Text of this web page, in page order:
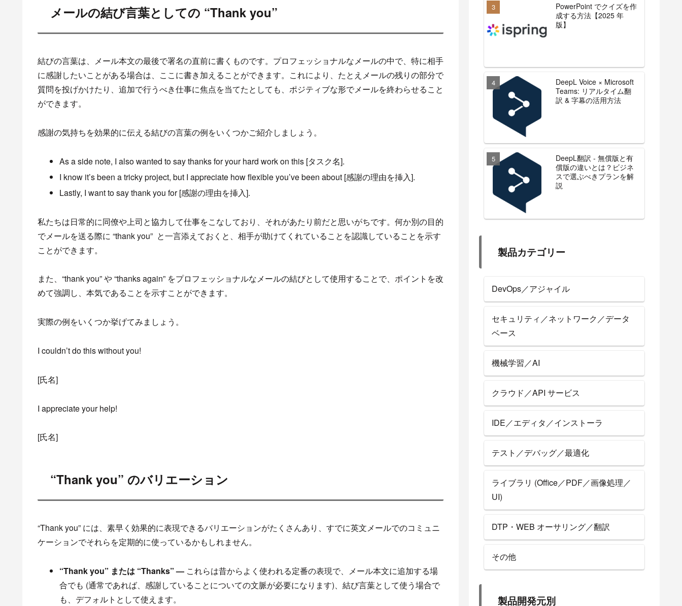
メールの結び言葉としての “Thank you”
結びの言葉は、メール本文の最後で署名の直前に書くものです。プロフェッショナルなメールの中で、特に相手
に感謝したいことがある場合は、ここに書き加えることができます。これにより、たとえメールの残りの部分で
質問を投げかけたり、追加で行うべき仕事に焦点を当てたとしても、ポジティブな形でメールを終わらせること
ができます。
感謝の気持ちを効果的に伝える結びの言葉の例をいくつかご紹介しましょう。
As a side note, I also wanted to say thanks for your hard work on this [タスク名].
I know it’s been a tricky project, but I appreciate how flexible you’ve been about [感謝の理由を挿入].
Lastly, I want to say thank you for [感謝の理由を挿入].
私たちは日常的に同僚や上司と協力して仕事をこなしており、それがあたり前だと思いがちです。何か別の目的
でメールを送る際に “thank you” と一言添えておくと、相手が助けてくれていることを認識していることを示す
ことができます。
また、“thank you” や “thanks again” をプロフェッショナルなメールの結びとして使用することで、ポイントを改
めて強調し、本気であることを示すことができます。
実際の例をいくつか挙げてみましょう。
I couldn’t do this without you!
[氏名]
I appreciate your help!
[氏名]
“Thank you” のバリエーション
“Thank you” には、素早く効果的に表現できるバリエーションがたくさんあり、すでに英文メールでのコミュニ
ケーションでそれらを定期的に使っているかもしれません。
“Thank you” または “Thanks” — これらは昔からよく使われる定番の表現で、メール本文に追加する場
合でも (通常であれば、感謝していることについての文脈が必要になります)、結び言葉として使う場合で
も、デフォルトとして使えます。
PowerPoint でクイズを作
成する方法【2025 年
版】
DeepL Voice × Microsoft
Teams: リアルタイム翻
訳 & 字幕の活用方法
DeepL翻訳 - 無償版と有
償版の違いとは？ビジネ
スで選ぶべきプランを解
説
製品カテゴリー
DevOps／アジャイル
セキュリティ／ネットワーク／データ
ベース
機械学習／AI
クラウド／API サービス
IDE／エディタ／インストーラ
テスト／デバッグ／最適化
ライブラリ (Office／PDF／画像処理／
UI)
DTP・WEB オーサリング／翻訳
その他
製品開発元別